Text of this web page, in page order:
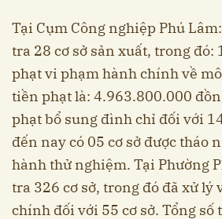
Tại Cụm Công nghiệp Phú
tra 28 cơ sở sản xuất, trong đó:
phạt vi phạm hành chính về
tiền phạt là: 4.963.800.000
phạt bổ sung đình chỉ đối với
đến nay có 05 cơ sở được tháo
hành thử nghiệm. Tại Phường
tra 326 cơ sở, trong đó đã xử lý
chính đối với 55 cơ sở. Tổng số